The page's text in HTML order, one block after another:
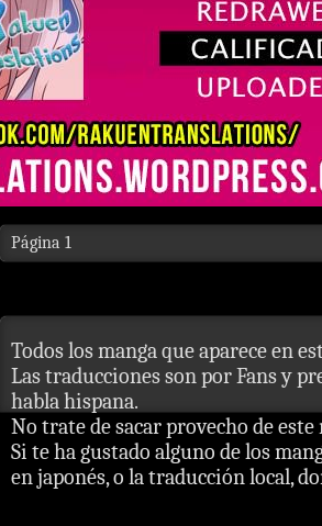
Página 1
Todos los manga que aparece en
Las traducciones son por Fans y
habla hispana.
No trate de sacar provecho de
Si te ha gustado alguno de los
en japonés, o la traducción local,